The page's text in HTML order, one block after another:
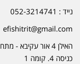
נייד : 052-3214741
efishitrit@gmail.com
כניסה 4. קומה 1